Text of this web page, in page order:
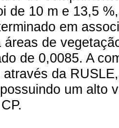
de 10 m e 13,5
em
áreas de
de 0,0085. A
da
um alto